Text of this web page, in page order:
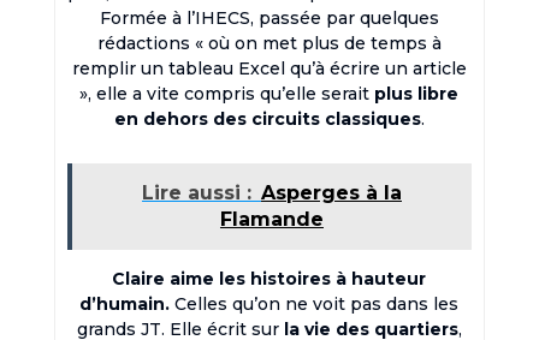
Formée à l’IHECS, passée par quelques
rédactions « où on met plus de temps à
remplir un tableau Excel qu’à écrire un article
», elle a vite compris qu’elle serait plus libre
en dehors des circuits classiques.
Lire aussi : Asperges à la
Flamande
Claire aime les histoires à hauteur
d’humain. Celles qu’on ne voit pas dans les
grands JT. Elle écrit sur la vie des quartiers,